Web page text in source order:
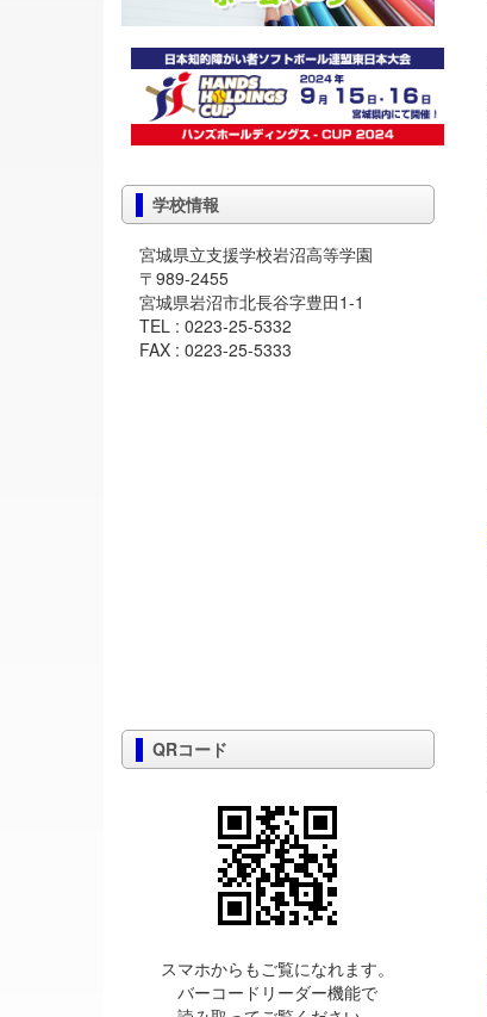
学校情報
宮城県立支援学校岩沼高等学園
〒989-2455
宮城県岩沼市北長谷字豊田1-1
TEL : 0223-25-5332
FAX : 0223-25-5333
QRコード
スマホからもご覧になれます。
バーコードリーダー機能で